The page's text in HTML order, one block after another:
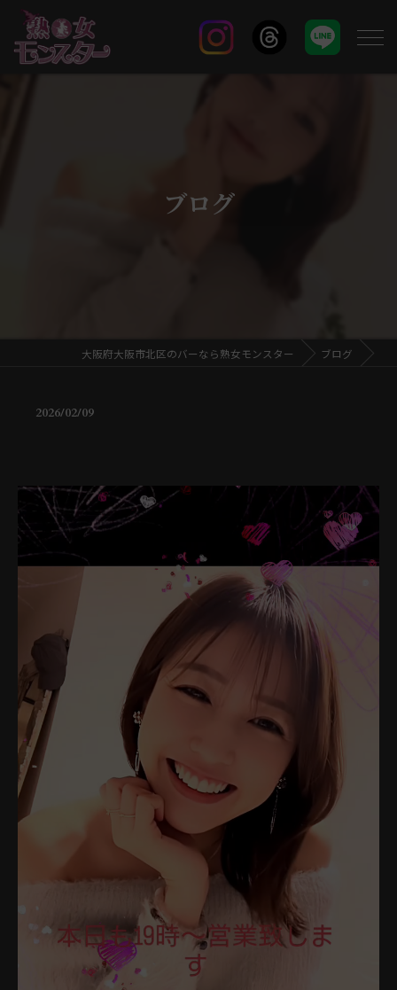
ブログ
大阪府大阪市北区のバーなら熟女モンスター ブログ
2026/02/09